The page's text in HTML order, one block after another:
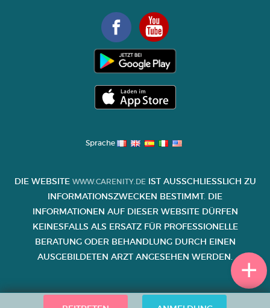
Sprache
DIE WEBSITE WWW.CARENITY.DEIST AUSSCHLIESSLICH ZU I
NFORMATIONSZWECKEN BESTIMMT. DIE I
NFORMATIONEN AUF DIESER WEBSITE DÜRFEN K
EINESFALLS ALS ERSATZ FÜR PROFESSIONELLE B
ERATUNG ODER BEHANDLUNG DURCH EINEN A
USGEBILDETEN ARZT ANGESEHEN WERDEN.